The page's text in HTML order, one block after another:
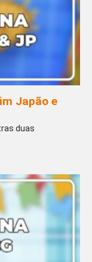
Japão e
duas